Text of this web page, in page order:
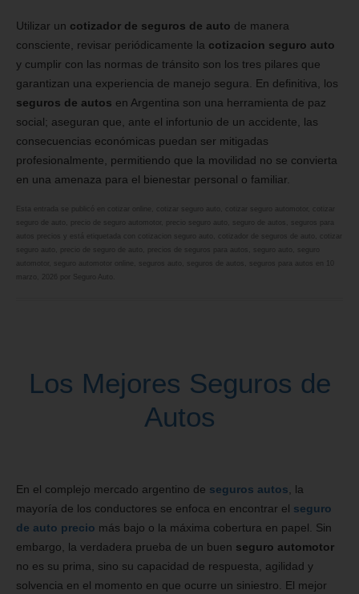
Utilizar un cotizador de seguros de auto de manera
consciente, revisar periódicamente la cotizacion seguro auto
y cumplir con las normas de tránsito son los tres pilares que
garantizan una experiencia de manejo segura. En definitiva, los
seguros de autos en Argentina son una herramienta de paz
social; aseguran que, ante el infortunio de un accidente, las
consecuencias económicas puedan ser mitigadas
profesionalmente, permitiendo que la movilidad no se convierta
en una amenaza para el bienestar personal o familiar.
cotizar online cotizar seguro auto cotizar seguro automotor
cotizar
cotizacion seguro auto cotizador de seguros de auto
cotizar
marzo, 2026
Seguro Auto
Los Mejores Seguros de
Autos
En el complejo mercado argentino de seguros autos , la
mayoría de los conductores se enfoca en encontrar el seguro
de auto precio más bajo o la máxima cobertura en papel. Sin
embargo, la verdadera prueba de un buen seguro automotor
no es su prima, sino su capacidad de respuesta, agilidad y
solvencia en el momento en que ocurre un siniestro. El mejor